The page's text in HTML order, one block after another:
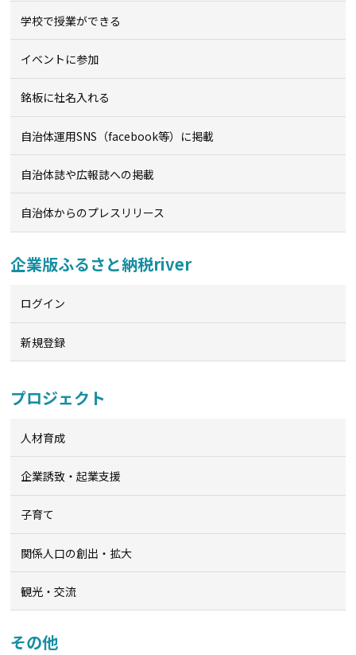
学校で授業ができる
イベントに参加
銘板に社名入れる
自治体運用SNS（facebook等）に掲載
自治体誌や広報誌への掲載
自治体からのプレスリリース
企業版ふるさと納税river
ログイン
新規登録
プロジェクト
人材育成
企業誘致・起業支援
子育て
関係人口の創出・拡大
観光・交流
その他